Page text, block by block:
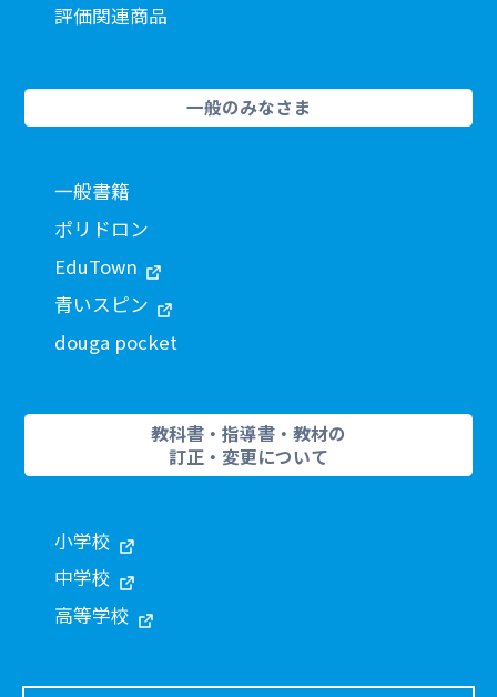
評価関連商品
一般のみなさま
一般書籍
ポリドロン
EduTown
青いスピン
douga pocket
教科書・指導書・教材の
訂正・変更について
小学校
中学校
高等学校